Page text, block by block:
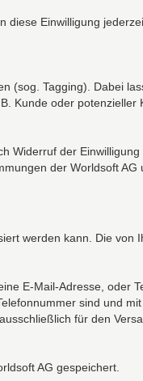
diese Einwilligung
(sog. Tagging). Dabei
Kunde oder potenzieller
Widerruf der
der Worldsoft AG
werden kann. Die von
E-Mail-Adresse, oder
sind und
für den
AG gespeichert.